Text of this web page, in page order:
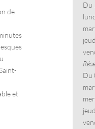
de
et
Du
Du